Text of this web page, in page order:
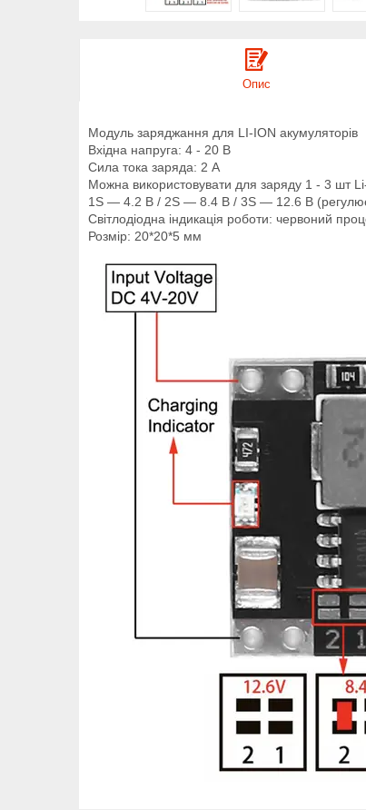
Опис
Модуль заряджання для LI-ION акумуляторів
Вхідна напруга: 4 - 20 В
Сила тока заряда: 2 А
Можна використовувати для заряду 1 - 3 шт
1S — 4.2 В / 2S — 8.4 В / 3S — 12.6 В
Світлодіодна індикація роботи: червоний
Розмір: 20*20*5 мм